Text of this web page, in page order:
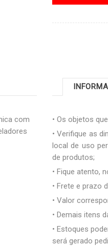
com
• Os objetos
• Verifique as
local de uso
de produtos;
• Fique atento,
• Frete e prazo
• Valor
• Demais itens
• Estoques
será gerado